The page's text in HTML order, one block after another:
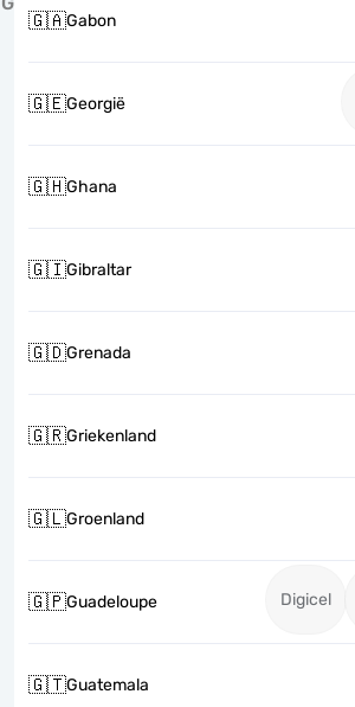
🇬🇦Gabon
🇬🇪Georgië
🇬🇭Ghana
🇬🇮Gibraltar
🇬🇩Grenada
🇬🇷Griekenland
🇬🇱Groenland
🇬🇵Guadeloupe Digicel
🇬🇹Guatemala